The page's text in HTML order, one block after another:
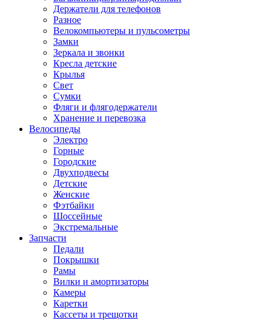
Держатели для телефонов
Разное
Велокомпьютеры и пульсометры
Замки
Зеркала и звонки
Кресла детские
Крылья
Свет
Сумки
Фляги и флягодержатели
Хранение и перевозка
Велосипеды
Электро
Горные
Городские
Двухподвесы
Детские
Женские
Фэтбайки
Шоссейные
Экстремальные
Запчасти
Педали
Покрышки
Рамы
Вилки и амортизаторы
Камеры
Каретки
Кассеты и трещотки